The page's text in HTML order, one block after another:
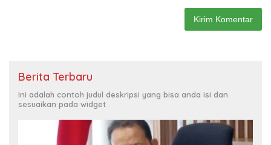
Berita Terbaru
Ini adalah contoh judul deskripsi yang bisa anda isi dan
sesuaikan pada widget